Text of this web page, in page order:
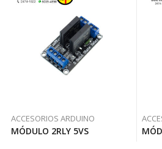
ACCESORIOS ARDUINO
MÓDULO 2RLY 5VS